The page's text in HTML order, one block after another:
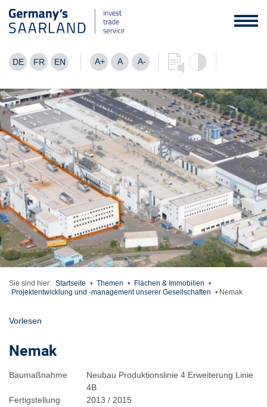
DE FR EN A+ A A-
Sie sind hier: Startseite • Themen • Flächen & Immobilien •
Projektentwicklung und -management unserer Gesellschaften • Nemak
Vorlesen
Nemak
Baumaßnahme
Neubau Produktionslinie 4 Erweiterung Linie
4B
Fertigstellung
2013 / 2015